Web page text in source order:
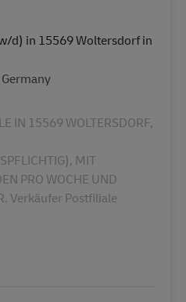
d) in 15569 Woltersdorf in
IN 15569 WOLTERSDORF,
MIT
PRO WOCHE UND
Verkäufer Postfiliale